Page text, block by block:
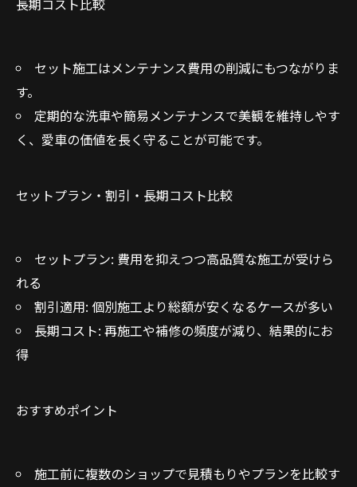
長期コスト比較
セット施工はメンテナンス費用の削減にもつながりま
す。
定期的な洗車や簡易メンテナンスで美観を維持しやす
く、愛車の価値を長く守ることが可能です。
セットプラン・割引・長期コスト比較
セットプラン: 費用を抑えつつ高品質な施工が受けら
れる
割引適用: 個別施工より総額が安くなるケースが多い
長期コスト: 再施工や補修の頻度が減り、結果的にお
得
おすすめポイント
施工前に複数のショップで見積もりやプランを比較す